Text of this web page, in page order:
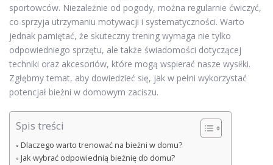
sportowców. Niezależnie od pogody, można regularnie ćwiczyć,
co sprzyja utrzymaniu motywacji i systematyczności. Warto
jednak pamiętać, że skuteczny trening wymaga nie tylko
odpowiedniego sprzętu, ale także świadomości dotyczącej
techniki oraz akcesoriów, które mogą wspierać nasze wysiłki.
Zgłębmy temat, aby dowiedzieć się, jak w pełni wykorzystać
potencjał bieżni w domowym zaciszu.
Spis treści
Dlaczego warto trenować na bieżni w domu?
Jak wybrać odpowiednią bieżnię do domu?